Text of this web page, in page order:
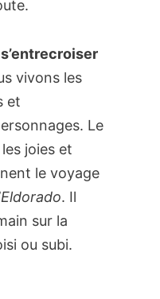
vivons les
et
Le
joies et
le voyage
Eldorado. Il
sur la
ou subi.